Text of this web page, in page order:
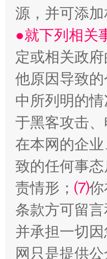
受贿1.44亿！段成
全民健身五年计划来
源，并可添加
●就下列相关
定或相关政
他原因导致的
中所列明的
于黑客攻击
在本网的企
致的任何事态
责情形； ⑺
条款方可留
并承担一切
网只是提供